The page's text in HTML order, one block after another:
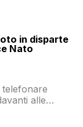
in disparte
Nato
alle